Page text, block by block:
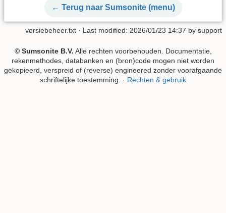
← Terug naar Sumsonite (menu)
versiebeheer.txt · Last modified: 2026/01/23 14:37 by support
© Sumsonite B.V. Alle rechten voorbehouden. Documentatie,
rekenmethodes, databanken en (bron)code mogen niet worden
gekopieerd, verspreid of (reverse) engineered zonder voorafgaande
schriftelijke toestemming. · Rechten & gebruik